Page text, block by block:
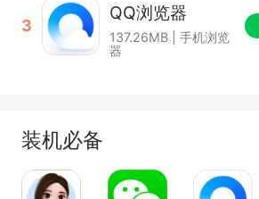
3
QQ浏览器
137.26MB | 手机浏览
器
装机必备